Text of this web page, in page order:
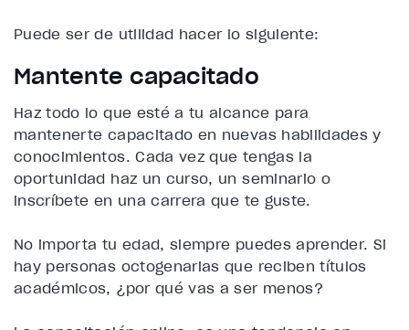
Puede ser de utilidad hacer lo siguiente:
Mantente capacitado
Haz todo lo que esté a tu alcance para
mantenerte capacitado en nuevas habilidades y
conocimientos. Cada vez que tengas la
oportunidad haz un curso, un seminario o
inscríbete en una carrera que te guste.
No importa tu edad, siempre puedes aprender. Si
hay personas octogenarias que reciben títulos
académicos, ¿por qué vas a ser menos?